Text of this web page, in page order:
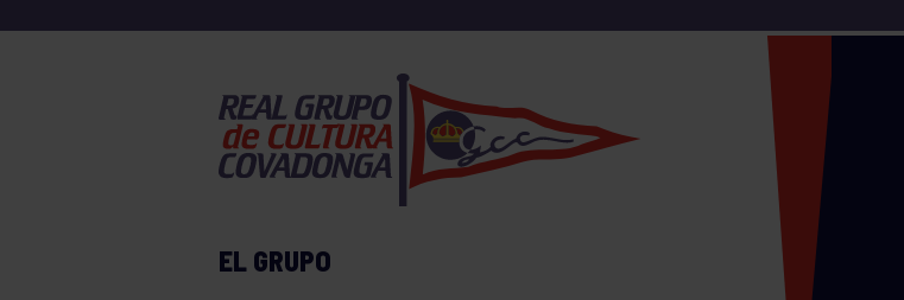
EL GRUPO